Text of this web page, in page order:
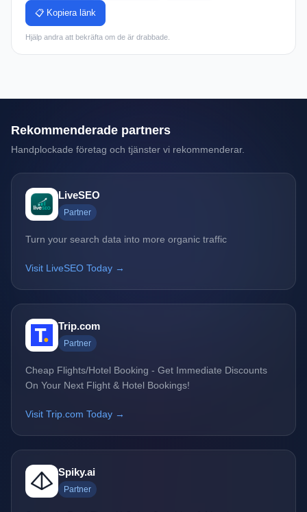
📋 Kopiera länk
Hjälp andra att bekräfta om de är drabbade.
Rekommenderade partners
Handplockade företag och tjänster vi rekommenderar.
LiveSEO
Partner
Turn your search data into more organic traffic
Visit LiveSEO Today →
Trip.com
Partner
Cheap Flights/Hotel Booking - Get Immediate Discounts
On Your Next Flight & Hotel Bookings!
Visit Trip.com Today →
Spiky.ai
Partner